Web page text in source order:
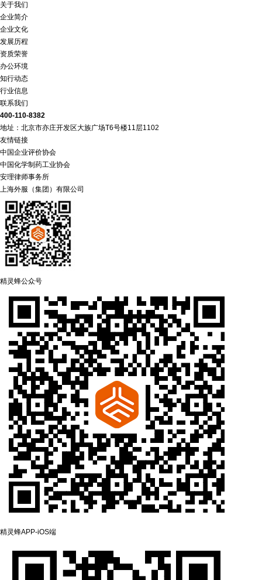
关于我们
企业简介
企业文化
发展历程
资质荣誉
办公环境
知行动态
行业信息
联系我们
400-110-8382
地址：北京市亦庄开发区大族广场T6号楼11层1102
友情链接
中国企业评价协会
中国化学制药工业协会
安理律师事务所
上海外服（集团）有限公司
精灵蜂公众号
精灵蜂APP-‌iOS端